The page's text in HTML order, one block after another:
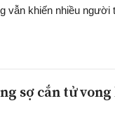
vẫn khiến nhiều người
sợ cắn tử